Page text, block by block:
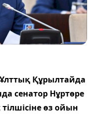
Құрылтайда
сенатор Нұртөре
өз ойын